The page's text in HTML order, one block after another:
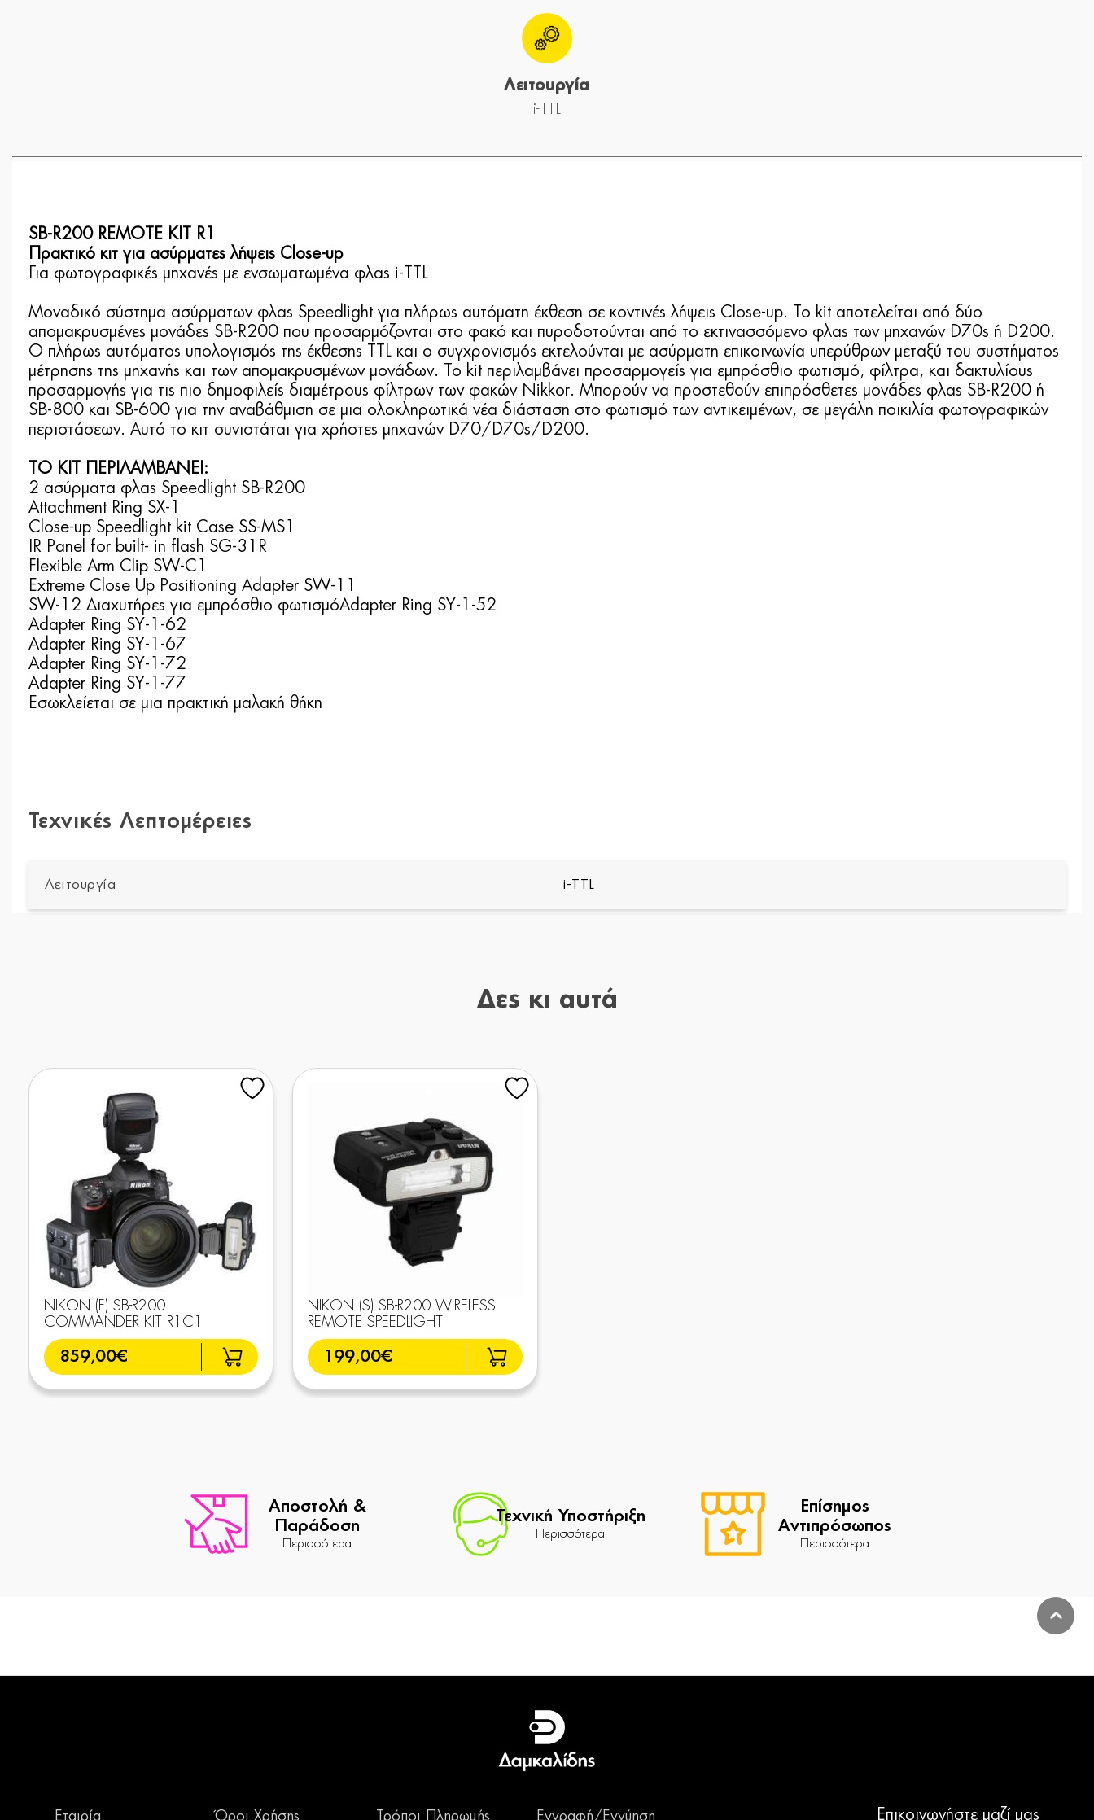
Λειτουργία
i-TTL
SB-R200 REMOTE KIT R1
Πρακτικό κιτ για ασύρματες λήψεις Close-up
Για φωτογραφικές μηχανές με ενσωματωμένα φλας i-TTL
Μοναδικό σύστημα ασύρματων φλας Speedlight για πλήρως αυτόματη έκθεση σε κοντινές λήψεις Close-up. Το kit αποτελείται από δύο
απομακρυσμένες μονάδες SB-R200 που προσαρμόζονται στο φακό και πυροδοτούνται από το εκτινασσόμενο φλας των μηχανών D70s ή D200.
Ο πλήρως αυτόματος υπολογισμός της έκθεσης TTL και ο συγχρονισμός εκτελούνται με ασύρματη επικοινωνία υπερύθρων μεταξύ του συστήματος
μέτρησης της μηχανής και των απομακρυσμένων μονάδων. Το kit περιλαμβάνει προσαρμογείς για εμπρόσθιο φωτισμό, φίλτρα, και δακτυλίους
προσαρμογής για τις πιο δημοφιλείς διαμέτρους φίλτρων των φακών Nikkor. Μπορούν να προστεθούν επιπρόσθετες μονάδες φλας SB-R200 ή
SB-800 και SB-600 για την αναβάθμιση σε μια ολοκληρωτικά νέα διάσταση στο φωτισμό των αντικειμένων, σε μεγάλη ποικιλία φωτογραφικών
περιστάσεων. Αυτό το κιτ συνιστάται για χρήστες μηχανών D70/D70s/D200.
ΤΟ ΚΙΤ ΠΕΡΙΛΑΜΒΑΝΕΙ:
2 ασύρματα φλας Speedlight SB-R200
Attachment Ring SX-1
Close-up Speedlight kit Case SS-MS1
IR Panel for built- in flash SG-31R
Flexible Arm Clip SW-C1
Extreme Close Up Positioning Adapter SW-11
SW-12 Διαχυτήρες για εμπρόσθιο φωτισμόAdapter Ring SY-1-52
Adapter Ring SY-1-62
Adapter Ring SY-1-67
Adapter Ring SY-1-72
Adapter Ring SY-1-77
Εσωκλείεται σε μια πρακτική μαλακή θήκη
Τεχνικές Λεπτομέρειες
Λειτουργία i-TTL
Δες κι αυτά
NIKON (F) SB-R200
COMMANDER KIT R1C1
859,00€
NIKON (S) SB-R200 WIRELESS
REMOTE SPEEDLIGHT
199,00€
Αποστολή &
Παράδοση
Περισσότερα
Τεχνική Υποστήριξη
Περισσότερα
Επίσημος
Αντιπρόσωπος
Περισσότερα
Εταιρία Όροι Χρήσης Τρόποι Πληρωμής Εγγραφή/Εγγύηση Επικοινωνήστε μαζί μας